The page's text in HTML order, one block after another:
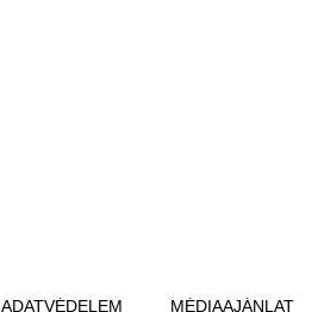
ADATVÉDELEM MÉDIAAJÁNLAT